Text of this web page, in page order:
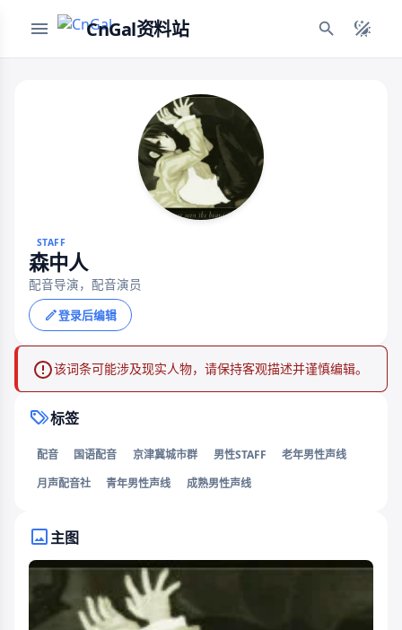
CnGal资料站
STAFF
森中人
配音导演，配音演员
登录后编辑
该词条可能涉及现实人物，请保持客观描述并谨慎编辑。
标签
配音 国语配音 京津冀城市群 男性STAFF
老年男性声线
月声配音社
青年男性声线 成熟男性声线
主图